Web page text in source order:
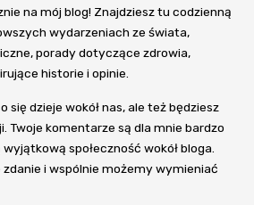
na mój blog! Znajdziesz tu codzienną
wydarzeniach ze świata,
porady dotyczące zdrowia,
historie i opinie.
się dzieje wokół nas, ale też będziesz
Twoje komentarze są dla mnie bardzo
społeczność wokół bloga.
i wspólnie możemy wymieniać